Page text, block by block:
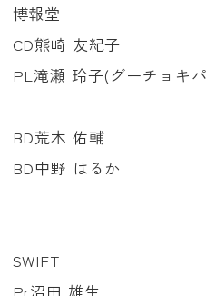
博報堂
CD熊崎 友紀子
PL滝瀬 玲子(グーチョキ
BD荒木 佑輔
BD中野 はるか
SWIFT
Pr沼田 雄生